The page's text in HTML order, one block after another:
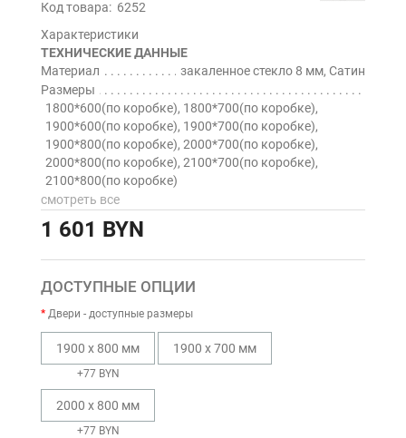
Код товара: 6252
Характеристики
ТЕХНИЧЕСКИЕ ДАННЫЕ
Материал
закаленное стекло 8 мм, Сатин
Размеры
1800*600(по коробке), 1800*700(по коробке),
1900*600(по коробке), 1900*700(по коробке),
1900*800(по коробке), 2000*700(по коробке),
2000*800(по коробке), 2100*700(по коробке),
2100*800(по коробке)
смотреть все
1 601 BYN
ДОСТУПНЫЕ ОПЦИИ
Двери - доступные размеры
1900 х 800 мм
+77 BYN
1900 х 700 мм
2000 х 800 мм
+77 BYN